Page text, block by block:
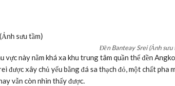
Đền Banteay Srei (Ảnh sưu
vực này nằm khá xa khu trung tâm quần thể đền
được xây chủ yếu bằng đá sa thạch đỏ, một chất
vẫn còn nhìn thấy được.